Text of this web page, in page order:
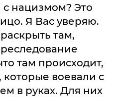
с нацизмом? Это
Я Вас уверяю.
там,
там происходит,
воевали с
в руках. Для них